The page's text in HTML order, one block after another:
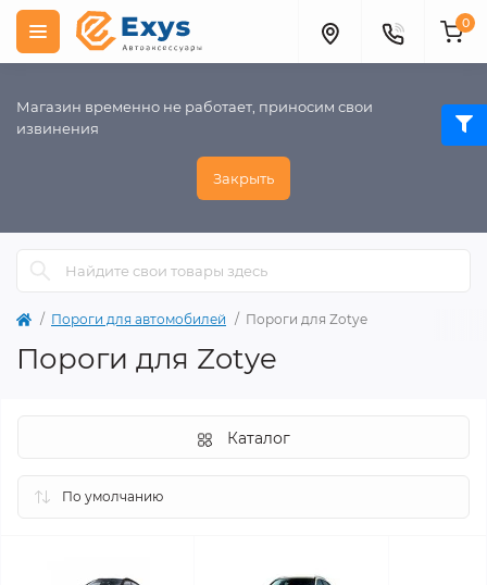
Магазин временно не работает, приносим свои
извинения
Закрыть
0
Пороги для автомобилей Пороги для Zotye
Пороги для Zotye
Каталог